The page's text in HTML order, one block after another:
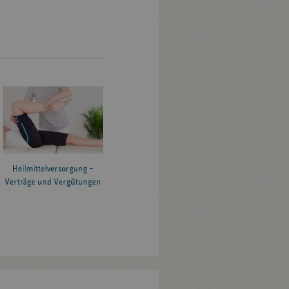
Heilmittelversorgung –
Verträge und Vergütungen